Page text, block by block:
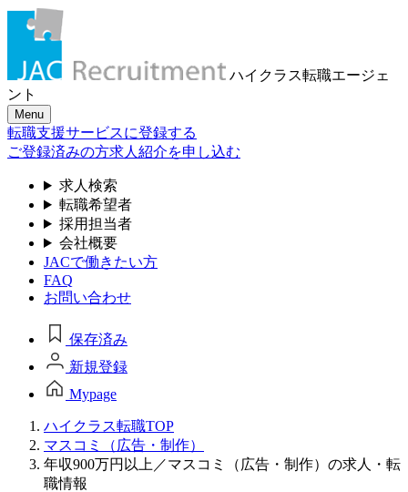
ハイクラス転職エージェ
ント
Menu
転職支援サービスに登録する
ご登録済みの方求人紹介を申し込む
求人検索
転職希望者
採用担当者
会社概要
JACで働きたい方
FAQ
お問い合わせ
保存済み
新規登録
Mypage
ハイクラス転職TOP
マスコミ（広告・制作）
年収900万円以上／マスコミ（広告・制作）の求人・転
職情報